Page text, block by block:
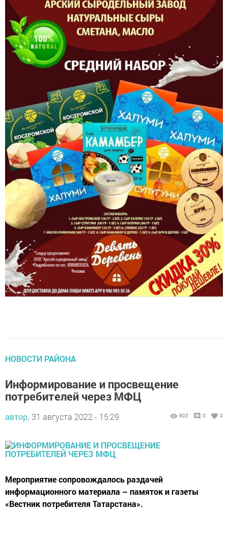
потребителей через МФЦ
автор, 31 августа 2022 - 15:29
информационного материала – памяток и газеты
«Вестник потребителя Татарстана».